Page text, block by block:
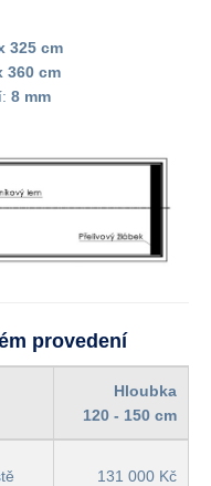
325 cm
360 cm
8 mm
provedení
Hloubka
120 - 150 cm
131 000 Kč